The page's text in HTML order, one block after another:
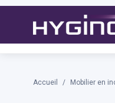
Accueil / Mobilier en